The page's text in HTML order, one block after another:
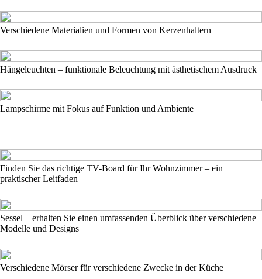
Verschiedene Materialien und Formen von Kerzenhaltern
Hängeleuchten – funktionale Beleuchtung mit ästhetischem Ausdruck
Lampschirme mit Fokus auf Funktion und Ambiente
Finden Sie das richtige TV-Board für Ihr Wohnzimmer – ein
praktischer Leitfaden
Sessel – erhalten Sie einen umfassenden Überblick über verschiedene
Modelle und Designs
Verschiedene Mörser für verschiedene Zwecke in der Küche